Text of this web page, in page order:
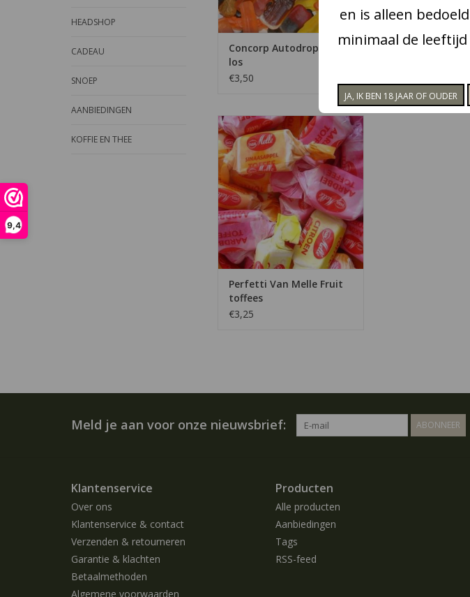
9,4
HEADSHOP
CADEAU
SNOEP
AANBIEDINGEN
KOFFIE EN THEE
Concorp Autodrop total
los
€3,50
Venco
De bekende Van Melle fruit
toffees hebben de heerlijke
fruitsmaken sinaasappel, citroen
en aardbei. Verpakt per 275
gram.
TOEVOEGEN AAN WINKELWAGEN
Perfetti Van Melle Fruit
toffees
€3,25
Meld je aan voor onze nieuwsbrief: ABONNEER
Klantenservice
Over ons
Klantenservice & contact
Verzenden & retourneren
Garantie & klachten
Betaalmethoden
Algemene voorwaarden
Producten
Alle producten
Aanbiedingen
Tags
RSS-feed
en is alleen
minimaal de